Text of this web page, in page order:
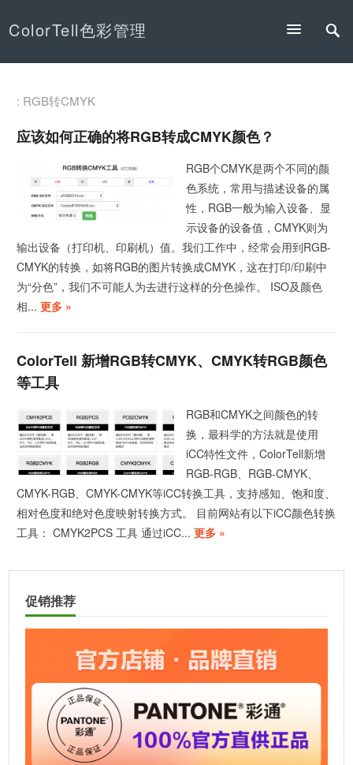
ColorTell色彩管理
: RGB转CMYK
应该如何正确的将RGB转成CMYK颜色？
RGB个CMYK是两个不同的颜
色系统，常用与描述设备的属
性，RGB一般为输入设备、显
示设备的设备值，CMYK则为
输出设备（打印机、印刷机）值。我们工作中，经常会用到RGB-
CMYK的转换，如将RGB的图片转换成CMYK，这在打印/印刷中
为“分色”，我们不可能人为去进行这样的分色操作。 ISO及颜色
相...更多 »
ColorTell 新增RGB转CMYK、CMYK转RGB颜色
等工具
RGB和CMYK之间颜色的转
换，最科学的方法就是使用
iCC特性文件，ColorTell新增
RGB-RGB、RGB-CMYK、
CMYK-RGB、CMYK-CMYK等iCC转换工具，支持感知、饱和度、
相对色度和绝对色度映射转换方式。 目前网站有以下iCC颜色转换
工具： CMYK2PCS 工具 通过iCC...更多 »
促销推荐